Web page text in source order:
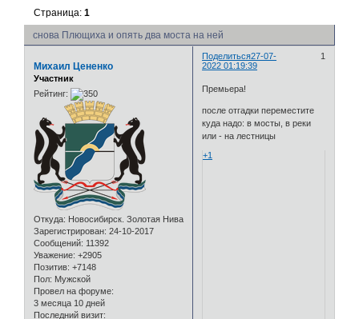
снова Плющиха и опять два моста на ней
Страница:1
Поделиться 1
27-07-
2022 01:19:39
Михаил Цененко
Участник
Рейтинг:
Откуда: Новосибирск. Золотая Нива
Зарегистрирован: 24-10-2017
Сообщений: 11392
Уважение: +2905
Позитив: +7148
Пол: Мужской
Провел на форуме:
3 месяца 10 дней
Последний визит:
Премьера!
после отгадки переместите
куда надо: в мосты, в реки
или - на лестницы
+1